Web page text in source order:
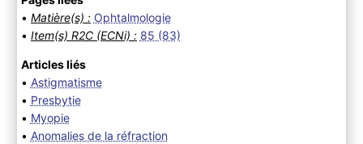
• Matière(s) : Ophtalmologie
• Item(s) R2C (ECNi) : 85 (83)
Articles liés
• Astigmatisme
• Presbytie
• Myopie
• Anomalies de la réfraction